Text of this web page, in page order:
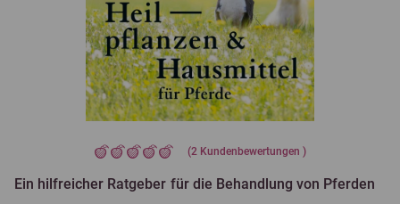
(2 Kundenbewertungen )
Ein hilfreicher Ratgeber für die Behandlung von Pferden